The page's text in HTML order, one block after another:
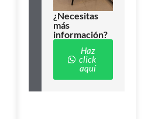
¿Necesitas
más
información?
Haz
click
aquí